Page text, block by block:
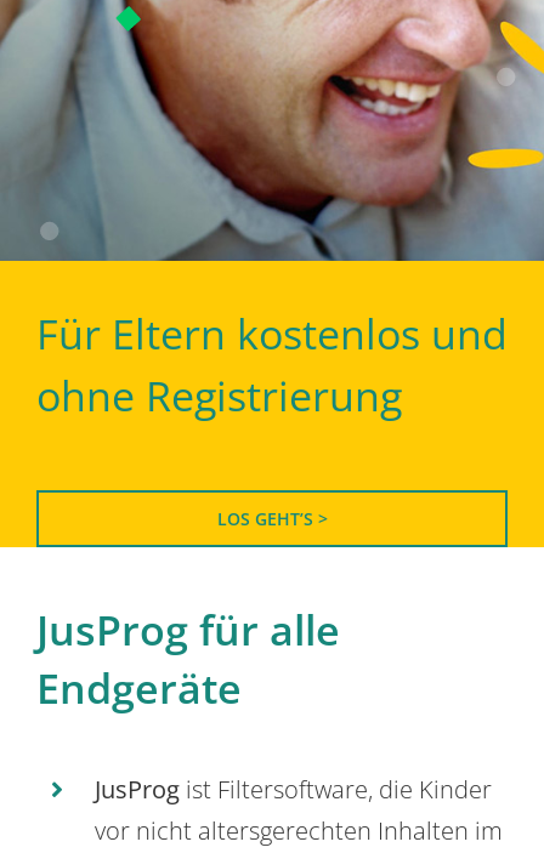
Für Eltern kostenlos und
ohne Registrierung
LOS GEHT’S >
JusProg für alle
Endgeräte
JusProg ist Filtersoftware, die Kinder
vor nicht altersgerechten Inhalten im